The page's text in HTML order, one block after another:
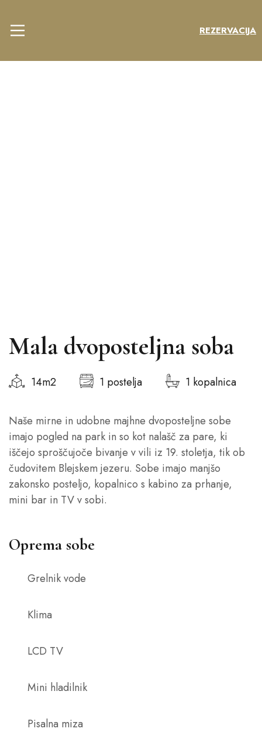
REZERVACIJA
Mala dvoposteljna soba
14m2 1 postelja 1 kopalnica
Naše mirne in udobne majhne dvoposteljne sobe
imajo pogled na park in so kot nalašč za pare, ki
iščejo sproščujoče bivanje v vili iz 19. stoletja, tik ob
čudovitem Blejskem jezeru. Sobe imajo manjšo
zakonsko posteljo, kopalnico s kabino za prhanje,
mini bar in TV v sobi.
Oprema sobe
Grelnik vode
Klima
LCD TV
Mini hladilnik
Pisalna miza